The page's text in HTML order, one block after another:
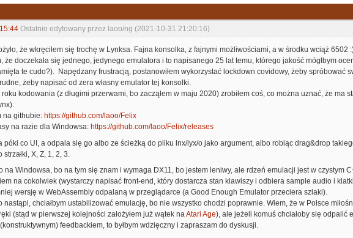
Ostatnio edytowany przez laoo/ng (2021-10-31 21:20:16)
że wkręciłem się trochę w Lynksa. Fajna konsolka, z fajnymi możliwościami, a w środku wciąż 6502
że doczekała się jednego, jedynego emulatora i to napisanego 25 lat temu, którego jakość mógłbym
te cudo?). Napędzany frustracją, postanowiłem wykorzystać lockdown covidowy, żeby spróbować
żeby napisać od zera własny emulator tej konsolki.
roku kodowania (z długimi przerwami, bo zacząłem w maju 2020) zrobiłem coś, co można uznać, że ma
na githubie: https://github.com/laoo/Felix
na razie dla Windowsa: https://github.com/laoo/Felix/releases
póki co UI, a odpala się go albo ze ścieżką do pliku lnx/lyx/o jako argument, albo robiąc drag&drop
X, Z, 1, 2, 3.
na Windowsa, bo na tym się znam i wymaga DX11, bo jestem leniwy, ale rdzeń emulacji jest w czystym
na cokolwiek (wystarczy napisać front-end, który dostarcza stan klawiszy i odbiera sample audio i
wersję w WebAssembly odpalaną w przeglądarce (a Good Enough Emulator przeciera szlaki).
nastąpi, chciałbym ustabilizować emulację, bo nie wszystko chodzi poprawnie. Wiem, że w Polsce
(stąd w pierwszej kolejności założyłem już wątek naAtari Age), ale jeżeli komuś chciałoby się odpalić
feedbackiem, to byłbym wdzięczny i zapraszam do dyskusji.